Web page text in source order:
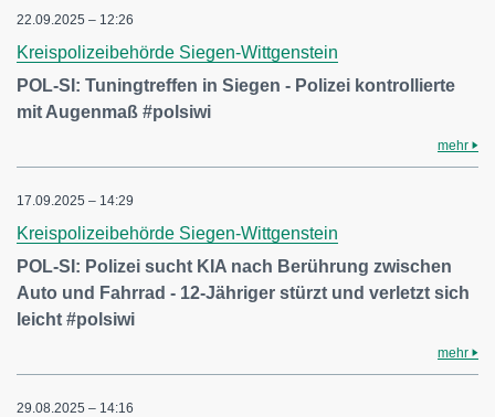
22.09.2025 – 12:26
Kreispolizeibehörde Siegen-Wittgenstein
POL-SI: Tuningtreffen in Siegen - Polizei kontrollierte
mit Augenmaß #polsiwi
mehr
17.09.2025 – 14:29
Kreispolizeibehörde Siegen-Wittgenstein
POL-SI: Polizei sucht KIA nach Berührung zwischen
Auto und Fahrrad - 12-Jähriger stürzt und verletzt sich
leicht #polsiwi
mehr
29.08.2025 – 14:16